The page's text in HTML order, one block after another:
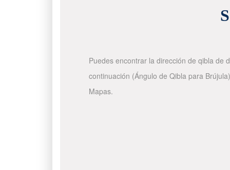
Puedes encontrar la dirección de qibla de
continuación (Ángulo de Qibla para
Mapas.